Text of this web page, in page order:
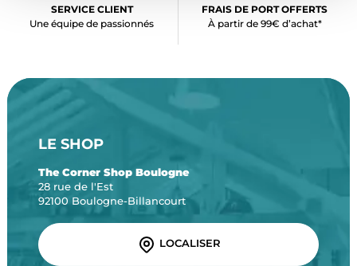
SERVICE CLIENT
Une équipe de passionnés
FRAIS DE PORT OFFERTS
À partir de 99€ d’achat*
LE SHOP
The Corner Shop Boulogne
28 rue de l'Est
92100 Boulogne-Billancourt
LOCALISER